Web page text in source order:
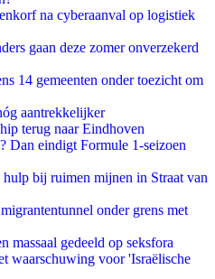
na cyberaanval op logistiek
gaan deze zomer onverzekerd
14 gemeenten onder toezicht om
aantrekkelijker
terug naar Eindhoven
Dan eindigt Formule 1-seizoen
bij ruimen mijnen in Straat van
onder grens met
massaal gedeeld op seksfora
waarschuwing voor 'Israëlische